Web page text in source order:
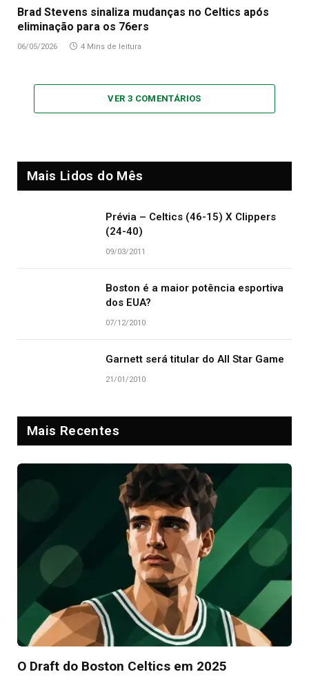
Brad Stevens sinaliza mudanças no Celtics após
eliminação para os 76ers
06/05/2026 4 Mins de leitura
VER 3 COMENTÁRIOS
Mais Lidos do Mês
Prévia – Celtics (46-15) X Clippers
(24-40)
09/03/2011
Boston é a maior potência esportiva
dos EUA?
07/12/2010
Garnett será titular do All Star Game
21/01/2010
Mais Recentes
O Draft do Boston Celtics em 2025